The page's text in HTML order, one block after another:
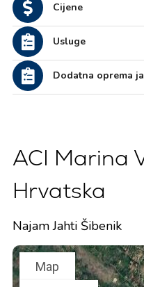
Cijene
Usluge
Dodatna oprema
ACI Marina
Hrvatska
Najam Jahti Šibenik
Map